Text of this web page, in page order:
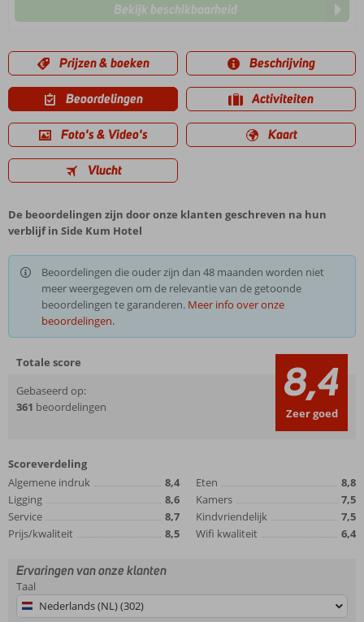
Bekijk beschikbaarheid
Prijzen & boeken Beschrijving
Beoordelingen Activiteiten
Foto's & Video's Kaart
Vlucht
De beoordelingen zijn door onze klanten geschreven na hun
verblijf in Side Kum Hotel
Beoordelingen die ouder zijn dan 48 maanden worden niet
meer weergegeven om de relevantie van de getoonde
beoordelingen te garanderen. Meer info over onze
beoordelingen.
Totale score
Gebaseerd op:
361 beoordelingen 8,4
Zeer goed
Scoreverdeling
Algemene indruk
8,4
Ligging
8,6
Service
8,7
Prijs/kwaliteit
8,5
Eten
8,8
Kamers
7,5
Kindvriendelijk
7,5
Wifi kwaliteit
6,4
Ervaringen van onze klanten
Taal
Nederlands (NL) (302)